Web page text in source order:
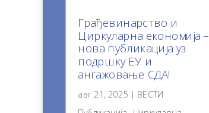
Грађевинарство и
Циркуларна економија –
нова публикација уз
подршку ЕУ и
ангажовање СДА!
авг 21, 2025 | ВЕСТИ